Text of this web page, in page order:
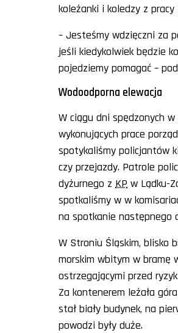
koleżanki i koledzy z
– Jesteśmy wdzięczni za
jeśli kiedykolwiek będzie
pojedziemy pomagać –
Wodoodporna elewacja
W ciągu dni spędzonych
wykonujących prace
spotykaliśmy policjantów
czy przejazdy. Patrole
dyżurnego z KP w Lądku-
spotkaliśmy w w
na spotkanie następnego
W Stroniu Śląskim, blisko
morskim wbitym w bramę
ostrzegającymi przed
Za kontenerem leżała
stał biały budynek, na
powodzi były duże.